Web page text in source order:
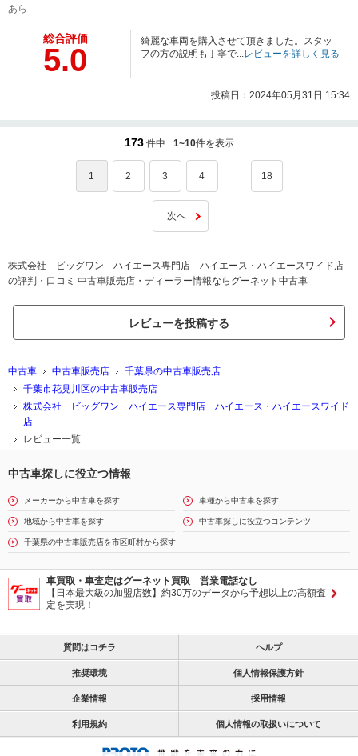
あら
総合評価
5.0
綺麗な車両を購入させて頂きました。スタッ
フの方の説明も丁寧で...レビューを詳しく見る
投稿日：2024年05月31日 15:34
173 件中 1~10件を表示
1 2 3 4 ... 18
次へ
株式会社 ビッグワン ハイエース専門店 ハイエース・ハイエースワイド店
の評判・口コミ 中古車販売店・ディーラー情報ならグーネット中古車
レビューを投稿する
中古車 中古車販売店
千葉県の中古車販売店
千葉市花見川区の中古車販売店
株式会社 ビッグワン ハイエース専門店 ハイエース・ハイエースワイド
店
レビュー一覧
中古車探しに役立つ情報
メーカーから中古車を探す 車種から中古車を探す
地域から中古車を探す 中古車探しに役立つコンテンツ
千葉県の中古車販売店を市区町村から探す
車買取・車査定はグーネット買取 営業電話なし
【日本最大級の加盟店数】約30万のデータから予想以上の高額査
定を実現！
質問はコチラ ヘルプ
推奨環境 個人情報保護方針
企業情報 採用情報
利用規約 個人情報の取扱いについて